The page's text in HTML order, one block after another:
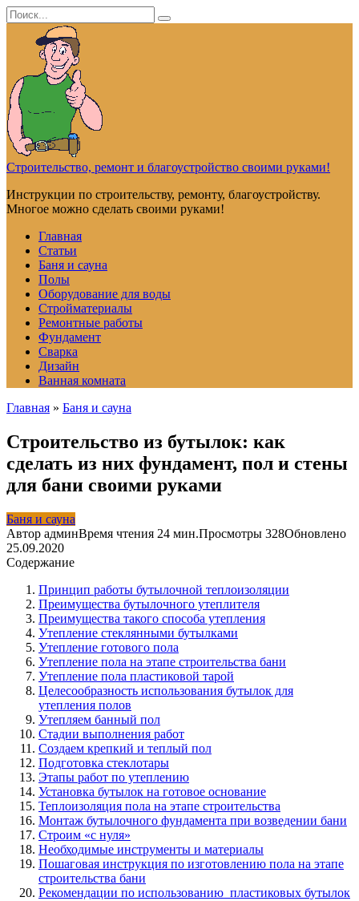
Перейти
к
контенту
Search
for:
Строительство, ремонт и благоустройство своими руками!
Инструкции по строительству, ремонту, благоустройству.
Многое можно сделать своими руками!
Главная
Статьи
Баня и сауна
Полы
Оборудование для воды
Стройматериалы
Ремонтные работы
Фундамент
Сварка
Дизайн
Ванная комната
Главная » Баня и сауна
Строительство из бутылок: как
сделать из них фундамент, пол и стены
для бани своими руками
Баня и сауна
Автор админВремя чтения 24 мин.Просмотры 328Обновлено
25.09.2020
Содержание
Принцип работы бутылочной теплоизоляции
Преимущества бутылочного утеплителя
Преимущества такого способа утепления
Утепление стеклянными бутылками
Утепление готового пола
Утепление пола на этапе строительства бани
Утепление пола пластиковой тарой
Целесообразность использования бутылок для
утепления полов
Утепляем банный пол
Стадии выполнения работ
Создаем крепкий и теплый пол
Подготовка стеклотары
Этапы работ по утеплению
Установка бутылок на готовое основание
Теплоизоляция пола на этапе строительства
Монтаж бутылочного фундамента при возведении бани
Строим «с нуля»
Необходимые инструменты и материалы
Пошаговая инструкция по изготовлению пола на этапе
строительства бани
Рекомендации по использованию пластиковых бутылок